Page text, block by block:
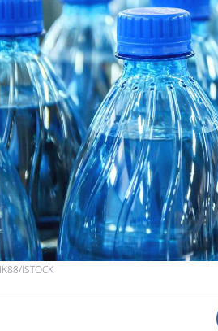
ISTOCK
détecté chez un touriste
en France
Mortalité infantile : un
rapport s’interroge sur
son taux élevé en France
Grossesse à risque : ce jus
naturel attire l'attention
des chercheurs